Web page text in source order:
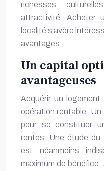
richesses
attractivité. Acheter
localité s’avère
avantages.
Un capital
avantageuses
Acquérir un
opération rentable.
pour se constituer
rentes. Une étude
est néanmoins
maximum de